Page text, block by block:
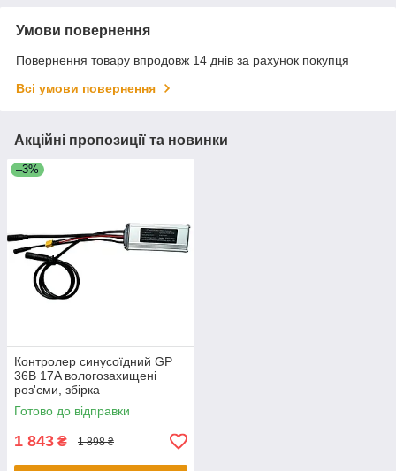
Умови повернення
Повернення товару впродовж 14 днів за рахунок покупця
Всі умови повернення
Акційні пропозиції та новинки
–3%
Контролер синусоїдний GP
36В 17A вологозахищені
роз'єми, збірка
Готово до відправки
1 843 ₴ 1 898 ₴